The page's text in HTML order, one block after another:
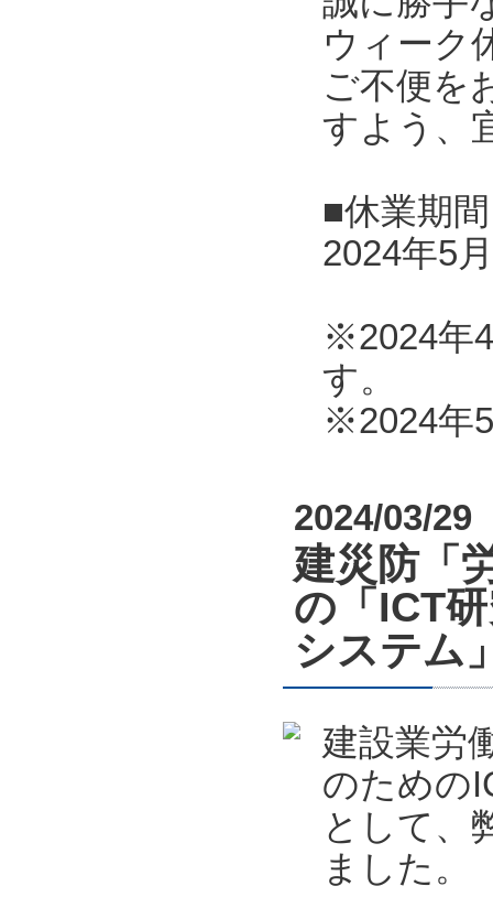
ウィーク
ご不便を
すよう、
■休業期
2024年5
※2024年
す。
※2024年
2024/03/29
建災防「
の「ICT
システム
建設業労
のための
として、
ました。